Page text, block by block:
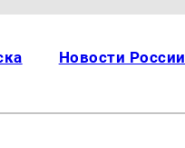
Новости России